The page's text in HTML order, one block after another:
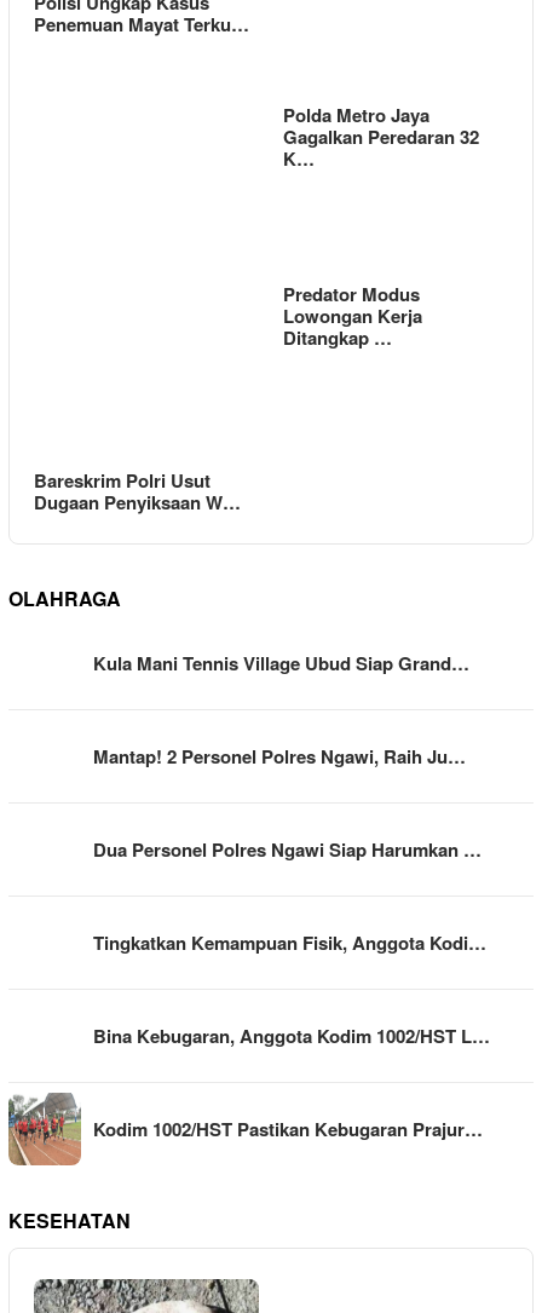
Penemuan Mayat Terku…
Polda Metro Jaya
Gagalkan Peredaran 32
K…
Bareskrim Polri Usut
Dugaan Penyiksaan W…
Predator Modus
Lowongan Kerja
Ditangkap …
OLAHRAGA
Kula Mani Tennis Village Ubud Siap Grand…
Mantap! 2 Personel Polres Ngawi, Raih Ju…
Dua Personel Polres Ngawi Siap Harumkan …
Tingkatkan Kemampuan Fisik, Anggota Kodi…
Bina Kebugaran, Anggota Kodim 1002/HST L…
Kodim 1002/HST Pastikan Kebugaran Prajur…
KESEHATAN